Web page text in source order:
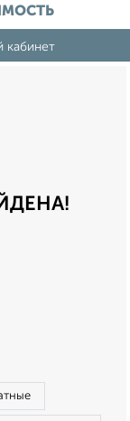
кабинет